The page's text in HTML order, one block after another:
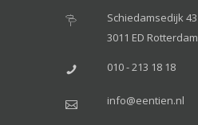
Schiedamsedijk 43
3011 ED Rotterdam
010 - 213 18 18
info@eentien.nl